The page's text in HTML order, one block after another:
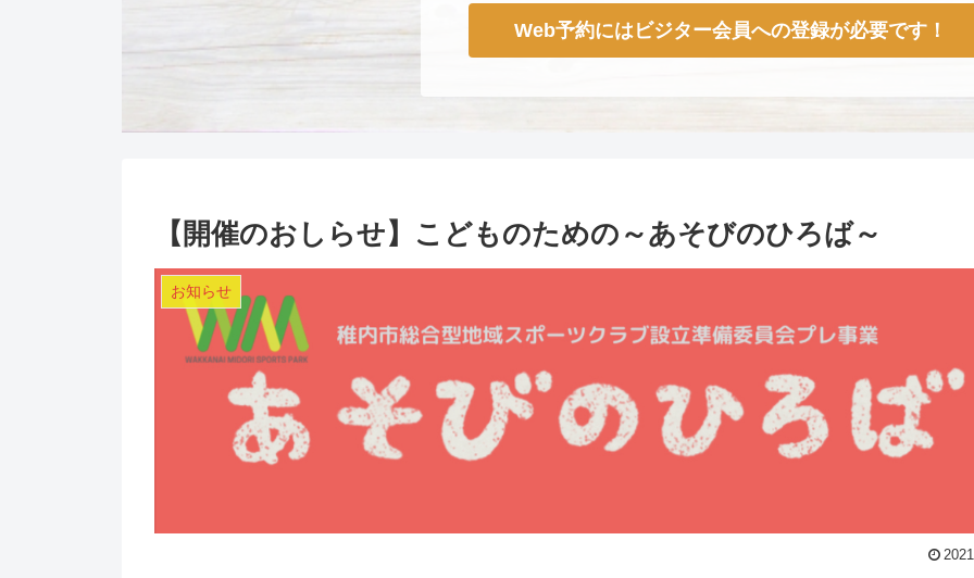
Web予約にはビジター会員への登録が必要です！
【開催のおしらせ】こどものための～あそびのひろば～
お知らせ